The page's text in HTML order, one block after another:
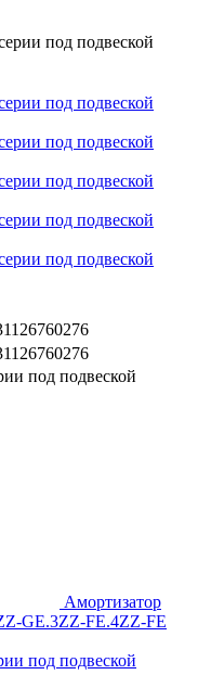
под подвеской
Амортизатор
GE.3ZZ-FE.4ZZ-FE
под подвеской